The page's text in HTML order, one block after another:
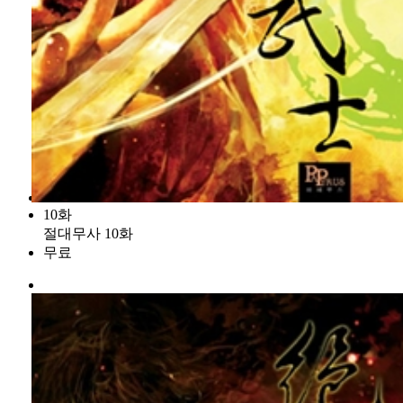
10화
절대무사 10화
무료